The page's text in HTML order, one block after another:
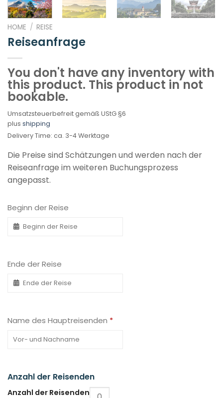
HOME / REISE
Reiseanfrage
You don't have any inventory with
this product. This product in not
bookable.
Umsatzsteuerbefreit gemäß UStG §6
plus shipping
Delivery Time: ca. 3-4 Werktage
Die Preise sind Schätzungen und werden nach der
Reiseanfrage im weiteren Buchungsprozess
angepasst.
Beginn der Reise
Ende der Reise
Name des Hauptreisenden *
Anzahl der Reisenden
Anzahl der Reisenden